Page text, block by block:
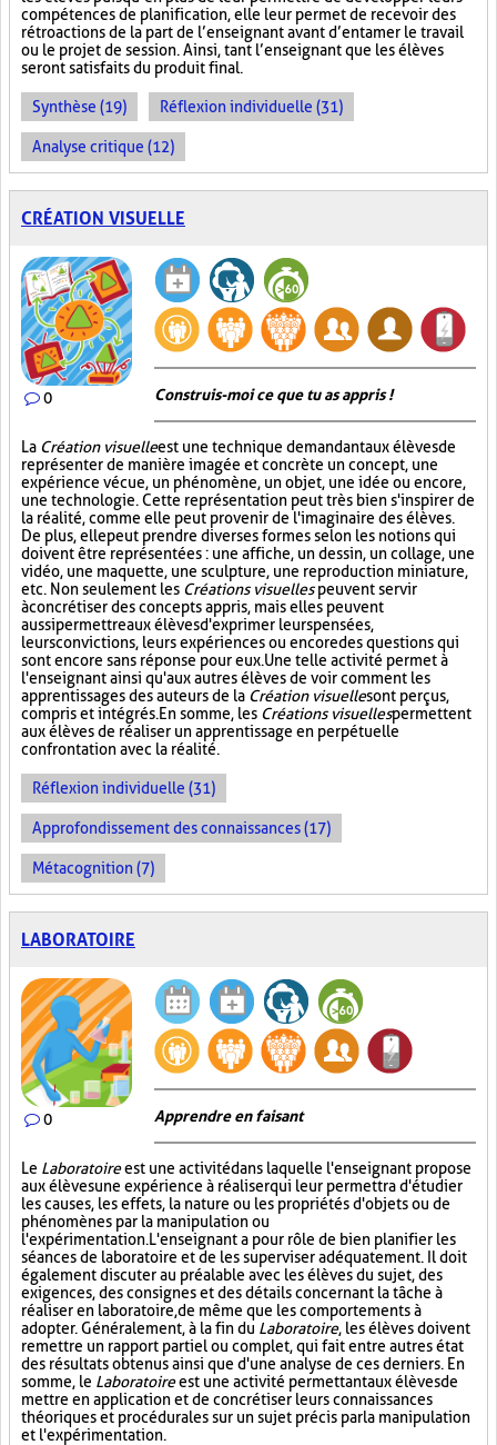
compétences de planification, elle leur permet de recevoir des
rétroactions de la part de l’enseignant avant d’entamer le travail
ou le projet de session. Ainsi, tant l’enseignant que les élèves
seront satisfaits du produit final.
Synthèse (19) Réflexion individuelle (31)
Analyse critique (12)
CRÉATION VISUELLE
0 Construis-moi ce que tu as appris !
La Création visuelleest une technique demandant aux élèves de
représenter de manière imagée et concrète un concept, une
expérience vécue, un phénomène, un objet, une idée ou encore,
une technologie. Cette représentation peut très bien s'inspirer de
la réalité, comme elle peut provenir de l'imaginaire des élèves.
De plus, elle peut prendre diverses formes selon les notions qui
doivent être représentées : une affiche, un dessin, un collage, une
vidéo, une maquette, une sculpture, une reproduction miniature,
etc. Non seulement les Créations visuellespeuvent servir
à concrétiser des concepts appris, mais elles peuvent
aussi permettre aux élèves d'exprimer leurs pensées,
leurs convictions, leurs expériences ou encore des questions qui
sont encore sans réponse pour eux. Une telle activité permet à
l'enseignant ainsi qu'aux autres élèves de voir comment les
apprentissages des auteurs de la Création visuellesont perçus,
compris et intégrés. En somme, les Créations visuellespermettent
aux élèves de réaliser un apprentissage en perpétuelle
confrontation avec la réalité.
Réflexion individuelle (31)
Approfondissement des connaissances (17)
Métacognition (7)
LABORATOIRE
0 Apprendre en faisant
Le Laboratoireest une activité dans laquelle l'enseignant propose
aux élèves une expérience à réaliser qui leur permettra d'étudier
les causes, les effets, la nature ou les propriétés d'objets ou de
phénomènes par la manipulation ou
l'expérimentation. L'enseignant a pour rôle de bien planifier les
séances de laboratoire et de les superviser adéquatement. Il doit
également discuter au préalable avec les élèves du sujet, des
exigences, des consignes et des détails concernant la tâche à
réaliser en laboratoire, de même que les comportements à
adopter. Généralement, à la fin du Laboratoire, les élèves doivent
remettre un rapport partiel ou complet, qui fait entre autres état
des résultats obtenus ainsi que d'une analyse de ces derniers. En
somme, le Laboratoireest une activité permettant aux élèves de
mettre en application et de concrétiser leurs connaissances
théoriques et procédurales sur un sujet précis par la manipulation
et l'expérimentation.